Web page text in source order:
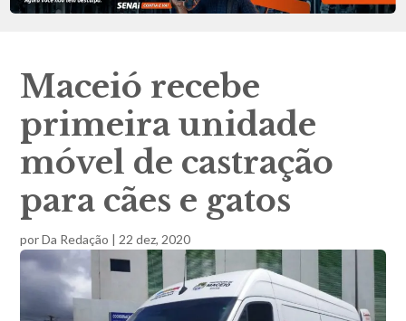
Maceió recebe
primeira unidade
móvel de castração
para cães e gatos
porDa Redação | 22 dez, 2020